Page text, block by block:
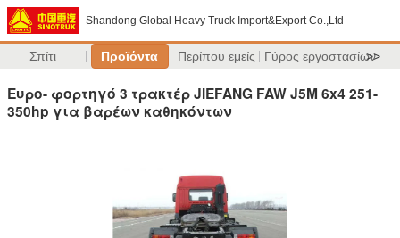
Shandong Global Heavy Truck Import&Export Co.,Ltd
Σπίτι Προϊόντα Περίπου εμείς Γύρος εργοστασίων
>>
Ευρο- φορτηγό 3 τρακτέρ JIEFANG FAW J5M 6x4 251-
350hp για βαρέων καθηκόντων